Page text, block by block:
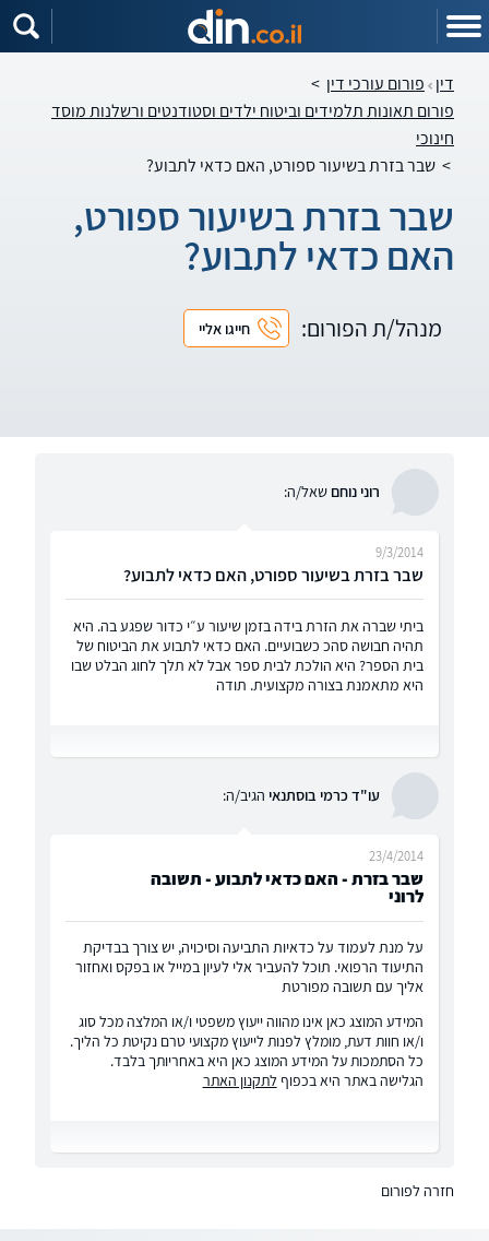
דין פורום עורכי דין >
פורום תאונות תלמידים וביטוח ילדים וסטודנטים ורשלנות מוסד
חינוכי
> שבר בזרת בשיעור ספורט, האם כדאי לתבוע?
שבר בזרת בשיעור ספורט,
האם כדאי לתבוע?
מנהל/ת הפורום: חייגו אליי
רוני נוחם שאל/ה:
שבר בזרת בשיעור ספורט, האם כדאי לתבוע?
9/3/2014
ביתי שברה את הזרת בידה בזמן שיעור ע״י כדור שפגע בה. היא
תהיה חבושה סהכ כשבועיים. האם כדאי לתבוע את הביטוח של
בית הספר? היא הולכת לבית ספר אבל לא תלך לחוג הבלט שבו
היא מתאמנת בצורה מקצועית. תודה
עו"ד כרמי בוסתנאי הגיב/ה:
שבר בזרת - האם כדאי לתבוע - תשובה
לרוני
23/4/2014
על מנת לעמוד על כדאיות התביעה וסיכויה, יש צורך בבדיקת
התיעוד הרפואי. תוכל להעביר אלי לעיון במייל או בפקס ואחזור
אליך עם תשובה מפורטת
המידע המוצג כאן אינו מהווה ייעוץ משפטי ו/או המלצה מכל סוג
ו/או חוות דעת, מומלץ לפנות לייעוץ מקצועי טרם נקיטת כל הליך.
כל הסתמכות על המידע המוצג כאן היא באחריותך בלבד.
הגלישה באתר היא בכפוף לתקנון האתר
חזרה לפורום